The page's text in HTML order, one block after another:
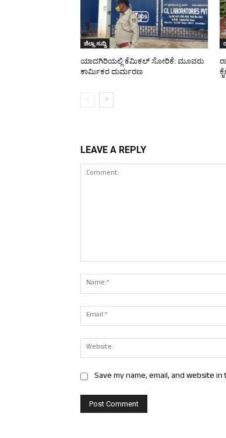
ಜಿಲ್ಲಾ ಸುದ್ದಿ
ಯಾದಗಿರಿಯಲ್ಲಿ ಕೆಮಿಕಲ್ ಸೋರಿಕೆ: ಮೂವರು
ಕಾರ್ಮಿಕರ ದುರ್ಮರಣ
LEAVE A REPLY
Save my name, email, and website